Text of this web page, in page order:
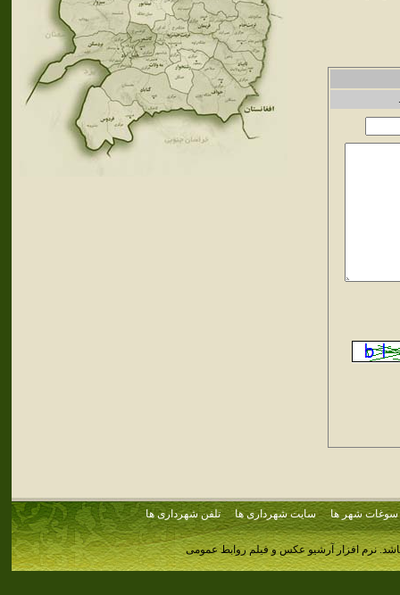
سوغات شهر ها سایت شهرداری ها تلفن شهرداری ها
نرم افزار آرشیو عکس و فیلم روابط عمومی